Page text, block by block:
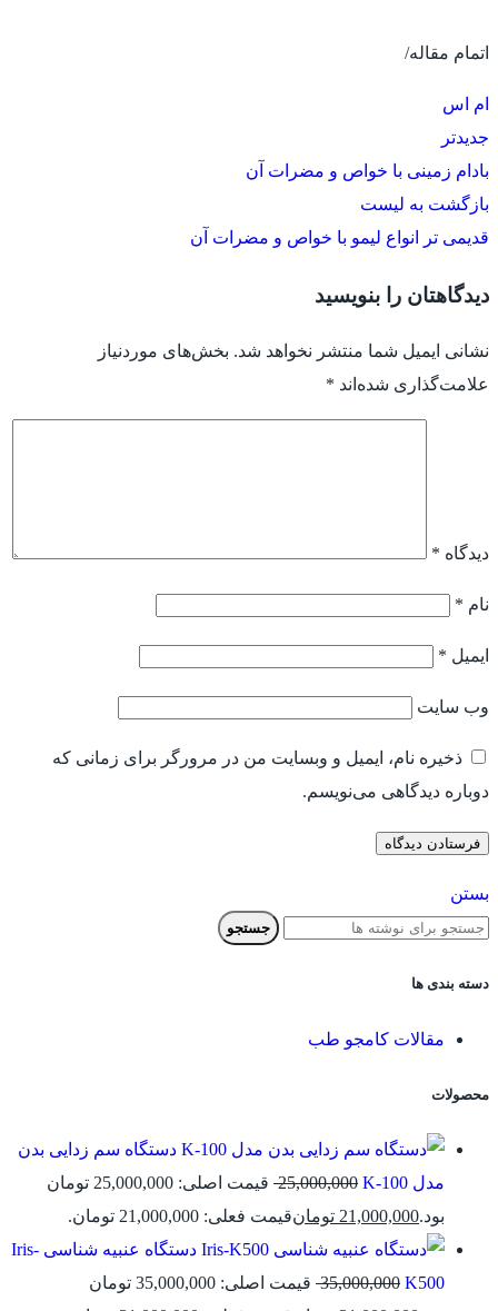
اتمام مقاله/
ام اس
جدیدتر
بادام زمینی با خواص و مضرات آن
بازگشت به لیست
قدیمی تر
انواع لیمو با خواص و مضرات آن
دیدگاهتان را بنویسید
نشانی ایمیل شما منتشر نخواهد شد. بخش‌های موردنیاز
علامت‌گذاری شده‌اند *
دیدگاه *
نام *
ایمیل *
وب‌ سایت
ذخیره نام، ایمیل و وبسایت من در مرورگر برای زمانی که
دوباره دیدگاهی می‌نویسم.
بستن
جستجو
دسته بندی ها
مقالات کامجو طب
محصولات
دستگاه سم زدایی بدن
مدل K-100
25,000,000
قیمت اصلی: 25,000,000 تومان
بود.21,000,000 تومانقیمت فعلی: 21,000,000 تومان.
دستگاه عنبیه شناسی Iris-
K500
35,000,000
قیمت اصلی: 35,000,000 تومان